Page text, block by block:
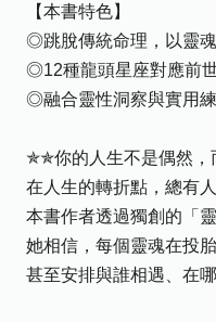
【本書特色】
◎跳脫傳統命理，以靈
◎12種龍頭星座對應前
◎融合靈性洞察與實用
✯✯你的人生不是偶然
在人生的轉折點，總有
本書作者透過獨創的「
她相信，每個靈魂在投
甚至安排與誰相遇、在